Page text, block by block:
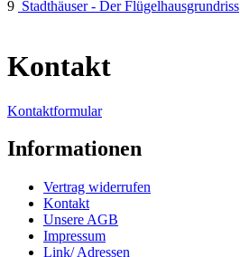
9 Stadthäuser - Der Flügelhausgrundriss
Kontakt
Kontaktformular
Informationen
Vertrag widerrufen
Kontakt
Unsere AGB
Impressum
Link/ Adressen